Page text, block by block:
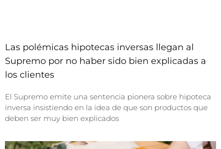
Las polémicas hipotecas inversas llegan al
Supremo por no haber sido bien explicadas a
los clientes
El Supremo emite una sentencia pionera sobre hipoteca
inversa insistiendo en la idea de que son productos que
deben ser muy bien explicados